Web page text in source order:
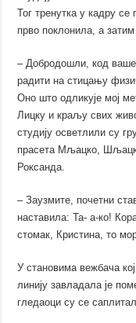
Тог тренутка у кадру се
прво поклонила, а
– Добродошли, код
радити на стицању
Оно што одликује мој
Лицку и краљу свих
студију осветлили су
прасета Мљацко,
Роксанда.
– Заузмите, почетни
наставила: Та- а-ко!
стомак, Кристина, то
У становима вежбача
линију завладала је
гледаоци су се